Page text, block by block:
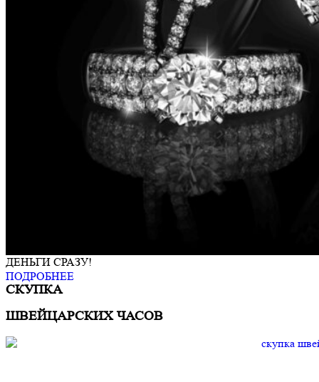
ДЕНЬГИ СРАЗУ!
ПОДРОБНЕЕ
СКУПКА
ШВЕЙЦАРСКИХ ЧАСОВ